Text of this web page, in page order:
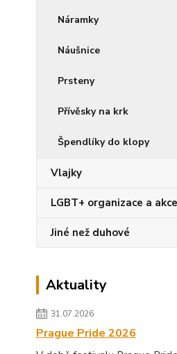
Náramky
Náušnice
Prsteny
Přívěsky na krk
Špendlíky do klopy
Vlajky
LGBT+ organizace a akce
Jiné než duhové
Aktuality
31.07.2026
Prague Pride 2026